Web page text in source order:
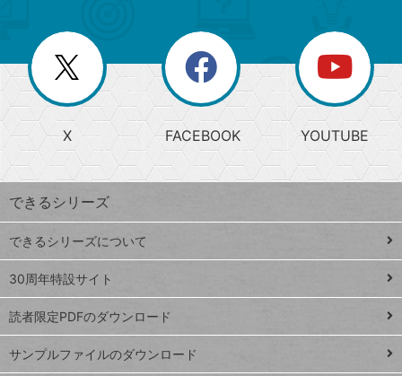
じ
る
search
検
索
上
昇
ワ
ー
ド
Google
スプレ
ッドシ
ート
iPhone
VLOOKUP
閉
じ
る
ー
か
ら
探
す
ト
ッ
プ
ペ
ジ
X FACEBOOK YOUTUBE
できるシリーズ
できるシリーズについて
30周年特設サイト
読者限定PDFのダウンロード
サンプルファイルのダウンロード